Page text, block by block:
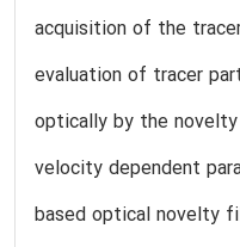
acquisition of the
evaluation of tracer
optically by the
velocity dependent
based optical novelty